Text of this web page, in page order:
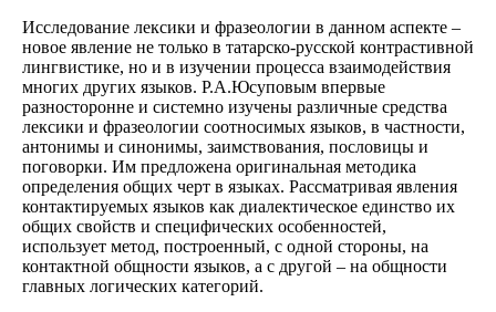
Исследование лексики и фразеологии в данном аспекте –
новое явление не только в татарско-русской контрастивной
лингвистике, но и в изучении процесса взаимодействия
многих других языков. Р.А.Юсуповым впервые
разносторонне и системно изучены различные средства
лексики и фразеологии соотносимых языков, в частности,
антонимы и синонимы, заимствования, пословицы и
поговорки. Им предложена оригинальная методика
определения общих черт в языках. Рассматривая явления
контактируемых языков как диалектическое единство их
общих свойств и специфических особенностей,
использует метод, построенный, с одной стороны, на
контактной общности языков, а с другой – на общности
главных логических категорий.